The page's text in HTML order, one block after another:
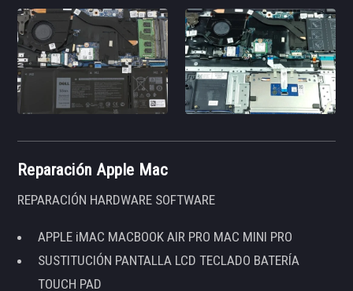
Reparación Apple Mac
REPARACIÓN HARDWARE SOFTWARE
APPLE iMAC MACBOOK AIR PRO MAC MINI PRO
SUSTITUCIÓN PANTALLA LCD TECLADO BATERÍA
TOUCH PAD